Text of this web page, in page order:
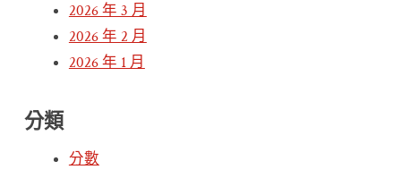
2026 年 3 月
2026 年 2 月
2026 年 1 月
分類
分數